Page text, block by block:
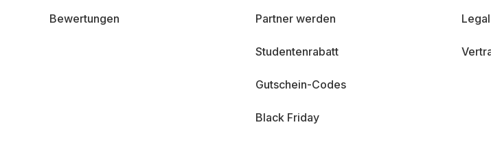
Bewertungen Partner werden
Studentenrabatt
Gutschein-Codes
Black Friday
Legal